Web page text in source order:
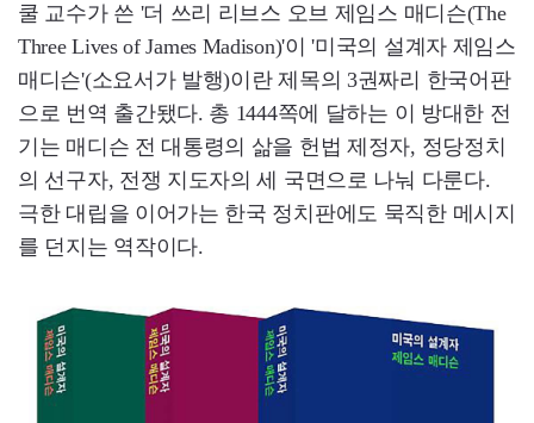
쿨 교수가 쓴 '더 쓰리 리브스 오브 제임스 매디슨(The
Three Lives of James Madison)'이 '미국의 설계자 제임스
매디슨'(소요서가 발행)이란 제목의 3권짜리 한국어판
으로 번역 출간됐다. 총 1444쪽에 달하는 이 방대한 전
기는 매디슨 전 대통령의 삶을 헌법 제정자, 정당정치
의 선구자, 전쟁 지도자의 세 국면으로 나눠 다룬다.
극한 대립을 이어가는 한국 정치판에도 묵직한 메시지
를 던지는 역작이다.